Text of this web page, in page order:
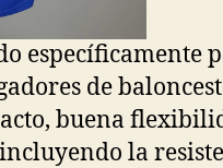
específicamente
de
buena
incluyendo la